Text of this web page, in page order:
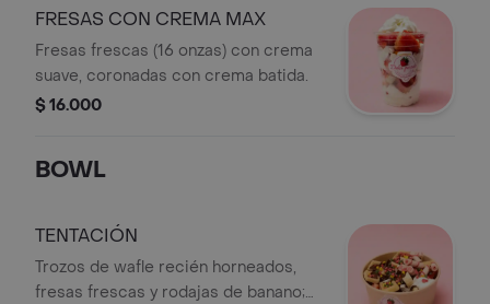
FRESAS CON CREMA MAX
Fresas frescas (16 onzas) con crema
suave, coronadas con crema batida.
$ 16.000
BOWL
TENTACIÓN
Trozos de wafle recién horneados,
fresas frescas y rodajas de banano;